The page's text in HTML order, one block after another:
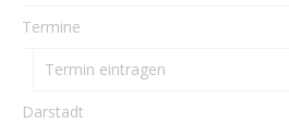
Termine
Termin eintragen
Darstadt